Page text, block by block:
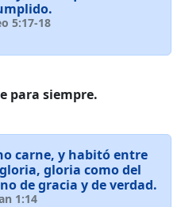
5:17-18
para siempre.
carne, y habitó entre
gloria como del
de gracia y de verdad.
1:14